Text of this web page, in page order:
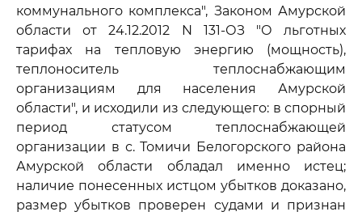
коммунального комплекса", Законом Амурской
области от 24.12.2012 N 131-ОЗ "О льготных
тарифах на тепловую энергию (мощность),
теплоноситель теплоснабжающим
организациям для населения Амурской
области", и исходили из следующего: в спорный
период статусом теплоснабжающей
организации в с. Томичи Белогорского района
Амурской области обладал именно истец;
наличие понесенных истцом убытков доказано,
размер убытков проверен судами и признан